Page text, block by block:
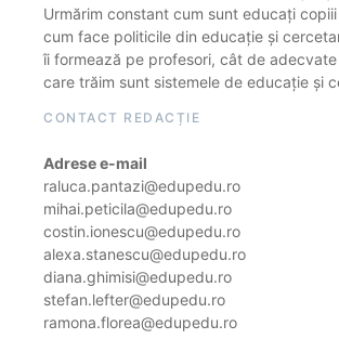
Urmărim constant cum sunt educați
cum face politicile din educație și
îi formează pe profesori, cât de adecvate
care trăim sunt sistemele de educație și
CONTACT REDACȚIE
Adrese e-mail
raluca.pantazi@edupedu.ro
mihai.peticila@edupedu.ro
costin.ionescu@edupedu.ro
alexa.stanescu@edupedu.ro
diana.ghimisi@edupedu.ro
stefan.lefter@edupedu.ro
ramona.florea@edupedu.ro